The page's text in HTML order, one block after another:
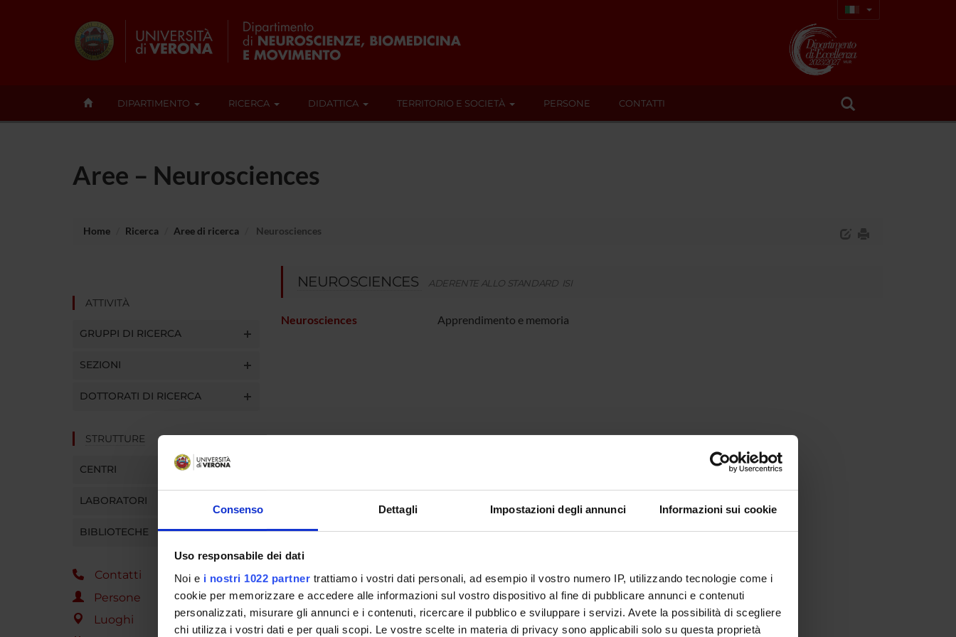
Consenso Dettagli Impostazioni degli annunci Informazioni sui cookie
Uso responsabile dei dati
Noi e i nostri 1022 partner trattiamo i vostri dati personali, ad esempio il vostro numero IP, utilizzando tecnologie come i
cookie per memorizzare e accedere alle informazioni sul vostro dispositivo al fine di pubblicare annunci e contenuti
personalizzati, misurare gli annunci e i contenuti, ricercare il pubblico e sviluppare i servizi. Avete la possibilità di scegliere
chi utilizza i vostri dati e per quali scopi. Le vostre scelte in materia di privacy sono applicabili solo su questa proprietà
DIPARTIMENTO RICERCA DIDATTICA TERRITORIO E SOCIETÀ PERSONE CONTATTI
Aree – Neurosciences
Home Ricerca Aree di ricerca Neurosciences
ATTIVITÀ
GRUPPI DI RICERCA
SEZIONI
DOTTORATI DI RICERCA
STRUTTURE
CENTRI
LABORATORI
BIBLIOTECHE
Contatti
Persone
Luoghi
NEUROSCIENCES ADERENTE ALLO STANDARD ISI
Neurosciences Apprendimento e memoria